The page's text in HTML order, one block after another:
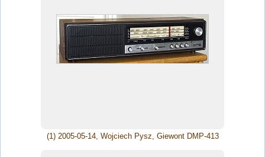
(1) 2005-05-14, Wojciech Pysz, Giewont DMP-413